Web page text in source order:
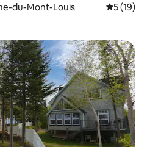
du-Mont-Louis
5 (19)